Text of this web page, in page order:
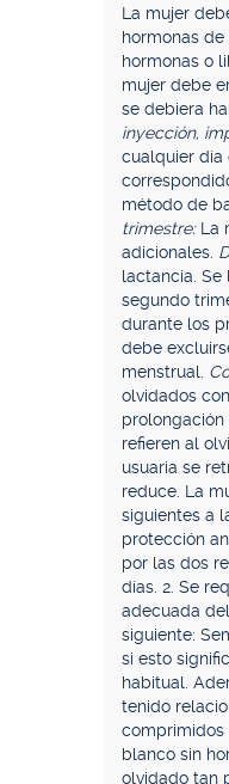
La mujer
hormonas
hormonas o
mujer debe
se debiera
inyección,
cualquier día
método de
trimestre: La
adicionales.
lactancia. Se
segundo
durante los
debe
menstrual.
olvidados
prolongación
refieren al
usuaria se
reduce. La
siguientes a
protección
por las dos
días. 2. Se
adecuada
siguiente:
si esto
habitual.
tenido
comprimidos
blanco sin
olvidado tan